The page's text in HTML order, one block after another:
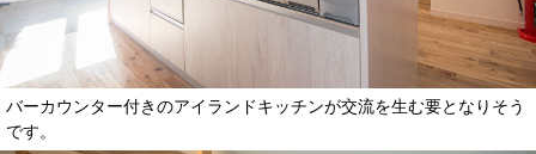
バーカウンター付きのアイランドキッチンが交流を生む要となりそう
です。